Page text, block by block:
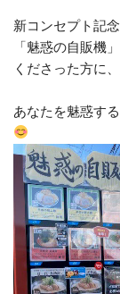
新コンセプト記
「魅惑の自販機
くださった方に
あなたを魅惑す